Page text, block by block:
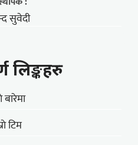
सुवेदी
लिङ्कहरु
बारेमा
टिम